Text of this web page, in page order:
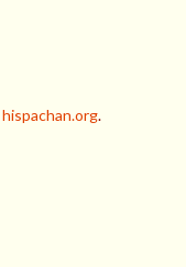
hispachan.org.